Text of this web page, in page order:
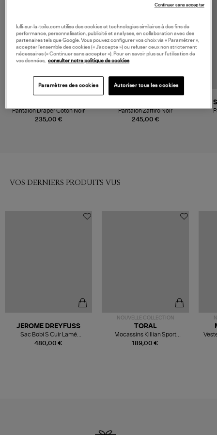
235,00 €
Pantalon Draper Coton Noir
245,00 €
Pantalon Zaffiro Noir
VOS DERNIERS PRODUITS VUS
480,00 €
JEROME DREYFUSS
Sac Bobi S Cuir Lamé
Champagne
NOUVELLE COLLECTION
189,00 €
TORAL
Mocassins Killian Sport
Mousse
lulli-sur-la-toile.com utilise des cookies et technologies similaires à des fins de
performance, personnalisation, publicité et analyses, en collaboration avec des
partenaires tels que Google. Vous pouvez configurer vos choix via « Paramétrer »,
accepter l’ensemble des cookies (« J’accepte ») ou refuser ceux non strictement
nécessaires (« Continuer sans accepter »). Pour en savoir plus sur l’utilisation de
vos données,
consulter notre politique de cookies
Paramètres des cookies Autoriser tous les cookies
Continuer sans accepter